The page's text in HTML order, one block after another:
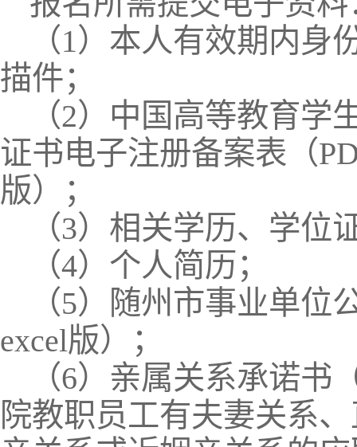
（1）本人有效期内
描件；
（2）中国高等教育
证书电子注册备案表（
版）；
（3）相关学历、学位
（4）个人简历；
（5）随州市事业单
excel版）；
（6）亲属关系承诺
院教职员工有夫妻关系